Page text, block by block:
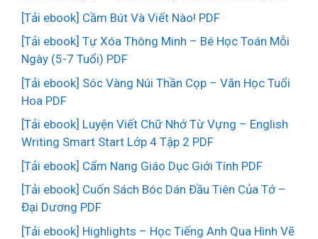
[Tải ebook] Cầm Bút Và Viết Nào! PDF
[Tải ebook] Tự Xóa Thông Minh – Bé Học Toán Mỗi
Ngày (5-7 Tuổi) PDF
[Tải ebook] Sóc Vàng Núi Thần Cọp – Văn Học Tuổi
Hoa PDF
[Tải ebook] Luyện Viết Chữ Nhớ Từ Vựng – English
Writing Smart Start Lớp 4 Tập 2 PDF
[Tải ebook] Cẩm Nang Giáo Dục Giới Tính PDF
[Tải ebook] Cuốn Sách Bóc Dán Đầu Tiên Của Tớ –
Đại Dương PDF
[Tải ebook] Highlights – Học Tiếng Anh Qua Hình Vẽ